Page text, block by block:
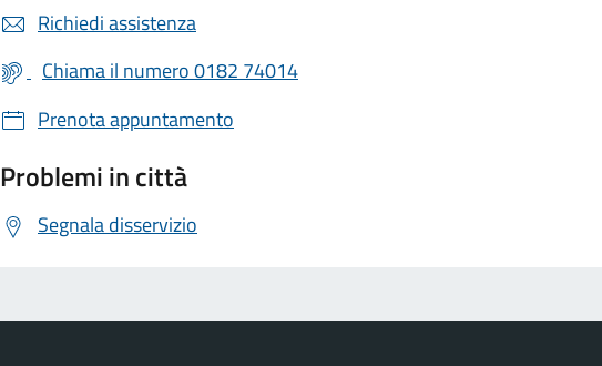
Richiedi assistenza
Chiama il numero 0182 74014
Prenota appuntamento
Problemi in città
Segnala disservizio